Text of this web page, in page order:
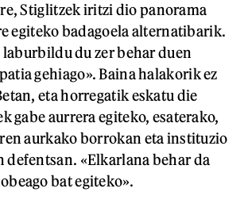
Stiglitzek iritzi dio panorama
egiteko badagoela alternatibarik.
du zer behar duen
gehiago». Baina halakorik ez
eta horregatik eskatu die
gabe aurrera egiteko, esaterako,
aurkako borrokan eta instituzio
«Elkarlana behar da
bat egiteko».